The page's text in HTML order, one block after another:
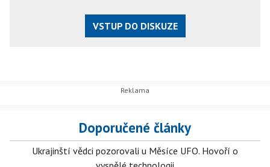
VSTUP DO DISKUZE
Doporučené články
Ukrajinští vědci pozorovali u Měsíce UFO. Hovoří o